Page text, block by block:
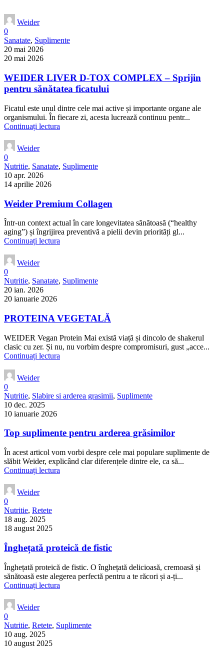
Weider
0
Sanatate, Suplimente
20 mai 2026
20 mai 2026
WEIDER LIVER D-TOX COMPLEX – Sprijin
pentru sănătatea ficatului
Ficatul este unul dintre cele mai active și importante organe ale
organismului. În fiecare zi, acesta lucrează continuu pentr...
Continuați lectura
Weider
0
Nutritie, Sanatate, Suplimente
10 apr. 2026
14 aprilie 2026
Weider Premium Collagen
Într-un context actual în care longevitatea sănătoasă (“healthy
aging”) și îngrijirea preventivă a pielii devin priorități gl...
Continuați lectura
Weider
0
Nutritie, Sanatate, Suplimente
20 ian. 2026
20 ianuarie 2026
PROTEINA VEGETALĂ
WEIDER Vegan Protein Mai există viață și dincolo de shakerul
clasic cu zer. Și nu, nu vorbim despre compromisuri, gust „acce...
Continuați lectura
Weider
0
Nutritie, Slabire si arderea grasimii, Suplimente
10 dec. 2025
10 ianuarie 2026
Top suplimente pentru arderea grăsimilor
În acest articol vom vorbi despre cele mai populare suplimente de
slăbit Weider, explicând clar diferențele dintre ele, ca să...
Continuați lectura
Weider
0
Nutritie, Retete
18 aug. 2025
18 august 2025
Înghețată proteică de fistic
Înghețată proteică de fistic. O înghețată delicioasă, cremoasă și
sănătoasă este alegerea perfectă pentru a te răcori și a-ți...
Continuați lectura
Weider
0
Nutritie, Retete, Suplimente
10 aug. 2025
10 august 2025